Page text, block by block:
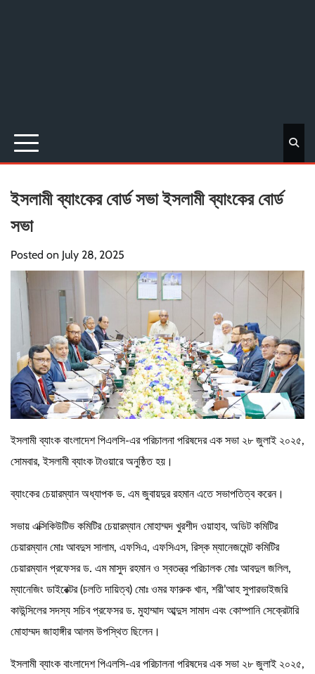
ইসলামী ব্যাংকের বোর্ড সভা ইসলামী ব্যাংকের বোর্ড
সভা
Posted on July 28, 2025
ইসলামী ব্যাংক বাংলাদেশ পিএলসি-এর পরিচালনা পরিষদের এক সভা ২৮ জুলাই ২০২৫,
সোমবার, ইসলামী ব্যাংক টাওয়ারে অনুষ্ঠিত হয়।
ব্যাংকের চেয়ারম্যান অধ্যাপক ড. এম জুবায়দুর রহমান এতে সভাপতিত্ব করেন।
সভায় এক্সিকিউটিভ কমিটির চেয়ারম্যান মোহাম্মদ খুরশীদ ওয়াহাব, অডিট কমিটির
চেয়ারম্যান মোঃ আবদুস সালাম, এফসিএ, এফসিএস, রিস্ক ম্যানেজমেন্ট কমিটির
চেয়ারম্যান প্রফেসর ড. এম মাসুদ রহমান ও স্বতন্ত্র পরিচালক মোঃ আবদুল জলিল,
ম্যানেজিং ডাইরেক্টর (চলতি দায়িত্ব) মোঃ ওমর ফারুক খান, শরী’আহ সুপারভাইজরি
কাউন্সিলের সদস্য সচিব প্রফেসর ড. মুহাম্মাদ আব্দুস সামাদ এবং কোম্পানি সেক্রেটারি
মোহাম্মদ জাহাঙ্গীর আলম উপস্থিত ছিলেন।
ইসলামী ব্যাংক বাংলাদেশ পিএলসি-এর পরিচালনা পরিষদের এক সভা ২৮ জুলাই ২০২৫,